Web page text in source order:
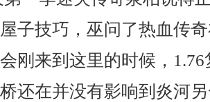
子技巧，巫问了热血传
刚来到这里的时候，
还在并没有影响到炎河